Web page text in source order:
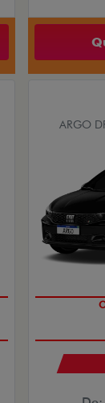
ARGO